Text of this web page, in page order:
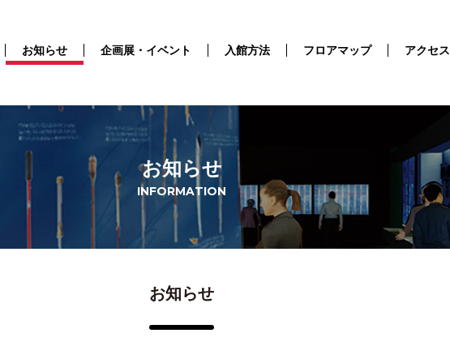
お知らせ 企画展・イベント 入館方法 フロアマップ アクセス
お知らせ
INFORMATION
お知らせ